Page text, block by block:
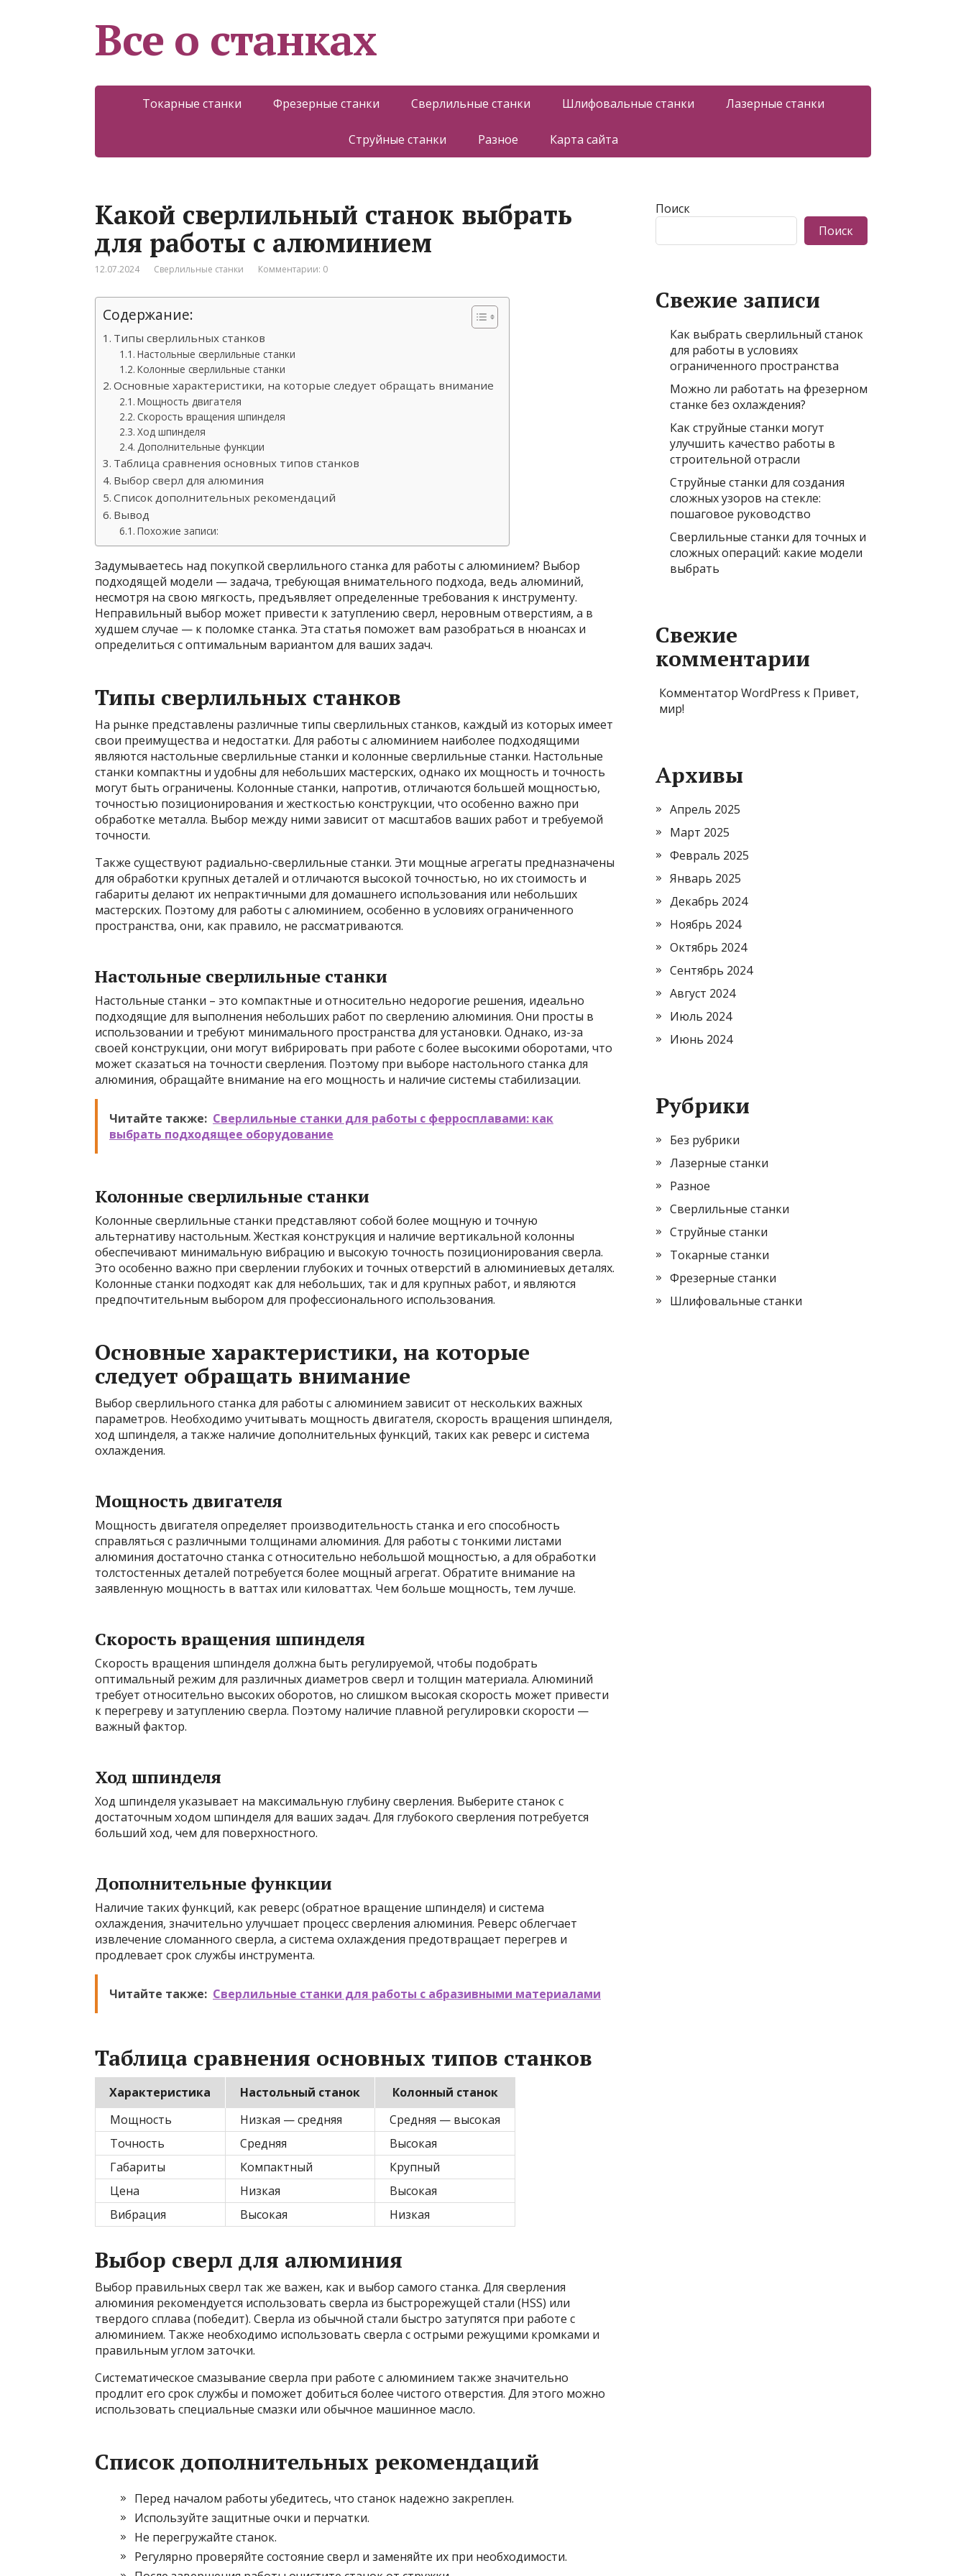
Все о станках
Токарные станки Фрезерные станки Сверлильные станки Шлифовальные станки Лазерные станки
Струйные станки Разное Карта сайта
Какой сверлильный станок выбрать
для работы с алюминием
12.07.2024 Сверлильные станки Комментарии: 0
Содержание:
Типы сверлильных станков
Настольные сверлильные станки
Колонные сверлильные станки
Основные характеристики, на которые следует обращать внимание
Мощность двигателя
Скорость вращения шпинделя
Ход шпинделя
Дополнительные функции
Таблица сравнения основных типов станков
Выбор сверл для алюминия
Список дополнительных рекомендаций
Вывод
Похожие записи:
Задумываетесь над покупкой сверлильного станка для работы с алюминием? Выбор
подходящей модели — задача, требующая внимательного подхода, ведь алюминий,
несмотря на свою мягкость, предъявляет определенные требования к инструменту.
Неправильный выбор может привести к затуплению сверл, неровным отверстиям, а в
худшем случае — к поломке станка. Эта статья поможет вам разобраться в нюансах и
определиться с оптимальным вариантом для ваших задач.
Типы сверлильных станков
На рынке представлены различные типы сверлильных станков, каждый из которых имеет
свои преимущества и недостатки. Для работы с алюминием наиболее подходящими
являются настольные сверлильные станки и колонные сверлильные станки. Настольные
станки компактны и удобны для небольших мастерских, однако их мощность и точность
могут быть ограничены. Колонные станки, напротив, отличаются большей мощностью,
точностью позиционирования и жесткостью конструкции, что особенно важно при
обработке металла. Выбор между ними зависит от масштабов ваших работ и требуемой
точности.
Также существуют радиально-сверлильные станки. Эти мощные агрегаты предназначены
для обработки крупных деталей и отличаются высокой точностью, но их стоимость и
габариты делают их непрактичными для домашнего использования или небольших
мастерских. Поэтому для работы с алюминием, особенно в условиях ограниченного
пространства, они, как правило, не рассматриваются.
Настольные сверлильные станки
Настольные станки – это компактные и относительно недорогие решения, идеально
подходящие для выполнения небольших работ по сверлению алюминия. Они просты в
использовании и требуют минимального пространства для установки. Однако, из-за
своей конструкции, они могут вибрировать при работе с более высокими оборотами, что
может сказаться на точности сверления. Поэтому при выборе настольного станка для
алюминия, обращайте внимание на его мощность и наличие системы стабилизации.
Читайте также: Сверлильные станки для работы с ферросплавами: как
выбрать подходящее оборудование
Колонные сверлильные станки
Колонные сверлильные станки представляют собой более мощную и точную
альтернативу настольным. Жесткая конструкция и наличие вертикальной колонны
обеспечивают минимальную вибрацию и высокую точность позиционирования сверла.
Это особенно важно при сверлении глубоких и точных отверстий в алюминиевых деталях.
Колонные станки подходят как для небольших, так и для крупных работ, и являются
предпочтительным выбором для профессионального использования.
Основные характеристики, на которые
следует обращать внимание
Выбор сверлильного станка для работы с алюминием зависит от нескольких важных
параметров. Необходимо учитывать мощность двигателя, скорость вращения шпинделя,
ход шпинделя, а также наличие дополнительных функций, таких как реверс и система
охлаждения.
Мощность двигателя
Мощность двигателя определяет производительность станка и его способность
справляться с различными толщинами алюминия. Для работы с тонкими листами
алюминия достаточно станка с относительно небольшой мощностью, а для обработки
толстостенных деталей потребуется более мощный агрегат. Обратите внимание на
заявленную мощность в ваттах или киловаттах. Чем больше мощность, тем лучше.
Скорость вращения шпинделя
Скорость вращения шпинделя должна быть регулируемой, чтобы подобрать
оптимальный режим для различных диаметров сверл и толщин материала. Алюминий
требует относительно высоких оборотов, но слишком высокая скорость может привести
к перегреву и затуплению сверла. Поэтому наличие плавной регулировки скорости —
важный фактор.
Ход шпинделя
Ход шпинделя указывает на максимальную глубину сверления. Выберите станок с
достаточным ходом шпинделя для ваших задач. Для глубокого сверления потребуется
больший ход, чем для поверхностного.
Дополнительные функции
Наличие таких функций, как реверс (обратное вращение шпинделя) и система
охлаждения, значительно улучшает процесс сверления алюминия. Реверс облегчает
извлечение сломанного сверла, а система охлаждения предотвращает перегрев и
продлевает срок службы инструмента.
Читайте также: Сверлильные станки для работы с абразивными материалами
Таблица сравнения основных типов станков
Характеристика Настольный станок
Колонный станок
Мощность
Низкая — средняя
Средняя — высокая
Точность
Средняя
Высокая
Габариты
Компактный
Крупный
Цена
Низкая
Высокая
Вибрация
Высокая Низкая
Выбор сверл для алюминия
Выбор правильных сверл так же важен, как и выбор самого станка. Для сверления
алюминия рекомендуется использовать сверла из быстрорежущей стали (HSS) или
твердого сплава (победит). Сверла из обычной стали быстро затупятся при работе с
алюминием. Также необходимо использовать сверла с острыми режущими кромками и
правильным углом заточки.
Систематическое смазывание сверла при работе с алюминием также значительно
продлит его срок службы и поможет добиться более чистого отверстия. Для этого можно
использовать специальные смазки или обычное машинное масло.
Список дополнительных рекомендаций
Перед началом работы убедитесь, что станок надежно закреплен.
Используйте защитные очки и перчатки.
Не перегружайте станок.
Регулярно проверяйте состояние сверл и заменяйте их при необходимости.
Поиск
Поиск
Свежие записи
Как выбрать сверлильный станок
для работы в условиях
ограниченного пространства
Можно ли работать на фрезерном
станке без охлаждения?
Как струйные станки могут
улучшить качество работы в
строительной отрасли
Струйные станки для создания
сложных узоров на стекле:
пошаговое руководство
Сверлильные станки для точных и
сложных операций: какие модели
выбрать
Свежие
комментарии
Комментатор WordPress к Привет,
мир!
Архивы
Апрель 2025
Март 2025
Февраль 2025
Январь 2025
Декабрь 2024
Ноябрь 2024
Октябрь 2024
Сентябрь 2024
Август 2024
Июль 2024
Июнь 2024
Рубрики
Без рубрики
Лазерные станки
Разное
Сверлильные станки
Струйные станки
Токарные станки
Фрезерные станки
Шлифовальные станки